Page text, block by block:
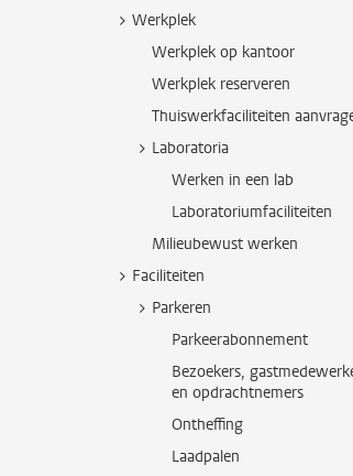
Werkplek
Werkplek op kantoor
Werkplek reserveren
Thuiswerkfaciliteiten
Laboratoria
Werken in een lab
Laboratoriumfaciliteiten
Milieubewust werken
Faciliteiten
Parkeren
Parkeerabonnement
Bezoekers,
en opdrachtnemers
Ontheffing
Laadpalen